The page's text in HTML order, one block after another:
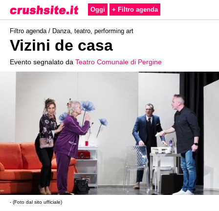
Oggi + Filtro agenda
Filtro agenda / Danza, teatro, performing art
Vizini de casa
Evento segnalato da Teatro Comunale di Pergine
- (Foto dal sito ufficiale)